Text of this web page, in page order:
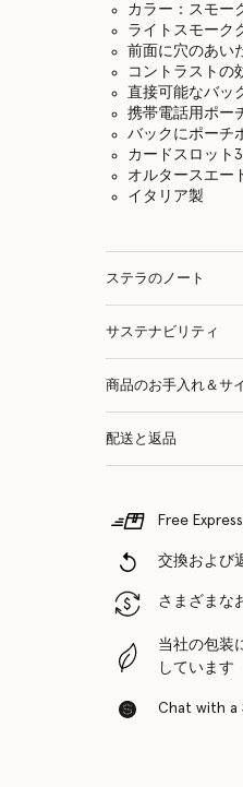
カラー：スモー
ライトスモーク
前面に穴のあい
コントラストの
直接可能なバッ
携帯電話用ポー
バックにポーチ
カードスロット
オルタースエー
イタリア製
ステラのノート
サステナビリティ
商品のお手入れ＆サ
配送と返品
Free
交換および
さまざまな
当社の包装
しています
Chat with a